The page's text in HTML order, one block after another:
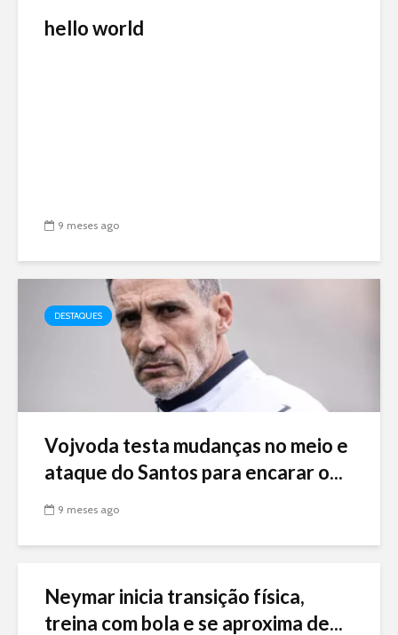
hello world
9 meses ago
DESTAQUES
Vojvoda testa mudanças no meio e
ataque do Santos para encarar o...
9 meses ago
Neymar inicia transição física,
treina com bola e se aproxima de...